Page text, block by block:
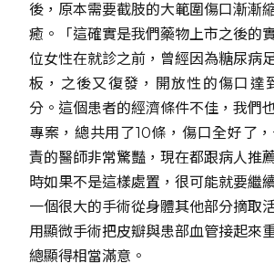
後，原本需要截肢的大範圍傷口漸漸
癒。「這確實是我們藥物上市之後的
位女性在就診之前，曾經因為糖尿病
板，之後又復發，開放性的傷口達
分。這個患者的經濟條件不佳，我們
專案，總共用了10條，傷口全好了
責的醫師非常驚豔，現在都跟病人推
時如果不是這樣處置，很可能就要繼
一個很大的手術從身體其他部分摘取
用顯微手術把皮瓣與患部血管接起來
總顯得相當滿意。